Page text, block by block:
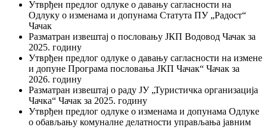
Утврђен предлог одлуке о давању сагласности на
Одлуку о изменама и допунама Статута ПУ „Радост“
Чачак
Разматран извештај о пословању ЈКП Водовод Чачак за
2025. годину
Утврђен предлог одлуке о давању сагласности на измене
и допуне Програма пословања ЈКП Чачак“ Чачак за
2026. годину
Разматран извештај о раду ЈУ „Туристичка организација
Чачка“ Чачак за 2025. годину
Утврђен предлог одлуке о изменама и допунама Одлуке
о обављању комуналне делатности управљања јавним